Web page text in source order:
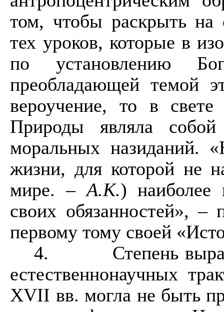
том, чтобы раскрыть на
тех уроков, которые в
по установлению
преобладающей темой
вероучение, то в свете
Природы являла
моральных назиданий.
жизни, для которой не
мире. –А.К.) наиболее
своих обязанностей», –
первому тому своей
4.
Степень
естественнонаучных
XVII вв. могла не быть